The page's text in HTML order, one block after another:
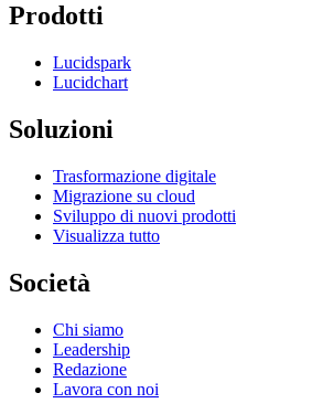
Prodotti
Lucidspark
Lucidchart
Soluzioni
Trasformazione digitale
Migrazione su cloud
Sviluppo di nuovi prodotti
Visualizza tutto
Società
Chi siamo
Leadership
Redazione
Lavora con noi